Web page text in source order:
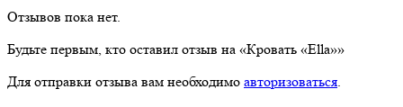
Отзывов пока нет.
Будьте первым, кто оставил отзыв на «Кровать «Ella»»
Для отправки отзыва вам необходимо авторизоваться